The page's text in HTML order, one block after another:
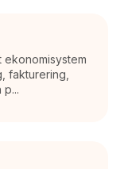
ekonomisystem
fakturering,